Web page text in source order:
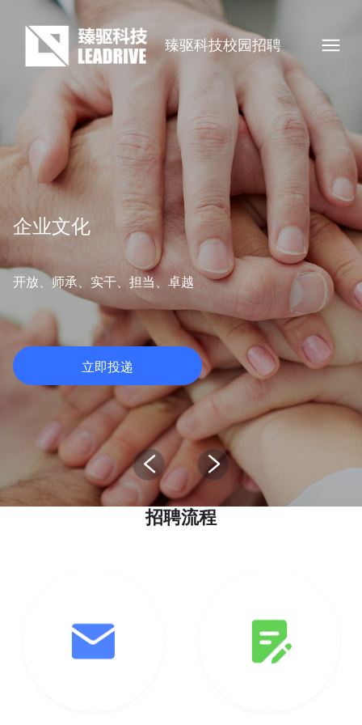
臻驱科技校园招聘
企业文化
开放、师承、实干、担当、卓越
立即投递
招聘流程